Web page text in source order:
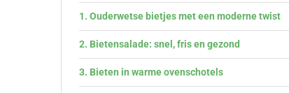
Ouderwetse bietjes met een moderne twist
Bietensalade: snel, fris en gezond
Bieten in warme ovenschotels